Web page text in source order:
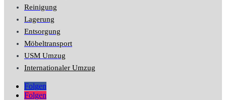
Reinigung
Lagerung
Entsorgung
Möbeltransport
USM Umzug
Internationaler Umzug
Folgen
Folgen